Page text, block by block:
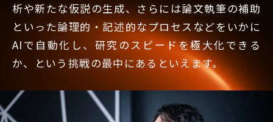
析や新たな仮説の生成、さらには論文執筆の補助
といった論理的・記述的なプロセスなどをいかに
AIで自動化し、研究のスピードを極大化できる
か、という挑戦の最中にあるといえます。